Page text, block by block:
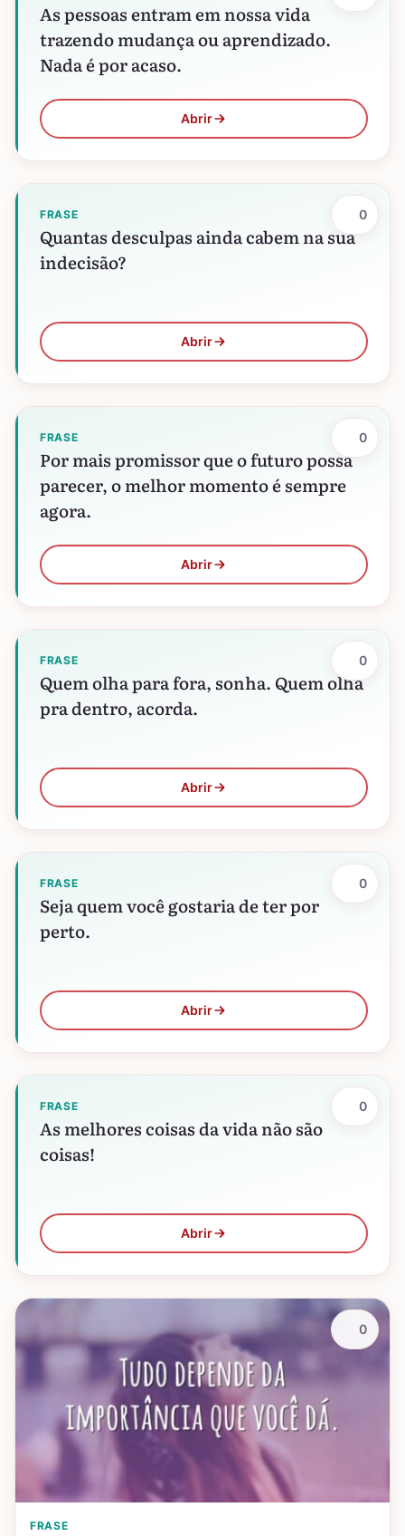
As pessoas entram em nossa vida
trazendo mudança ou aprendizado.
Nada é por acaso.
Abrir
FRASE
Quantas desculpas ainda cabem na sua
indecisão?
Abrir
0
FRASE
Por mais promissor que o futuro possa
parecer, o melhor momento é sempre
agora.
Abrir
0
FRASE
Quem olha para fora, sonha. Quem olha
pra dentro, acorda.
Abrir
0
FRASE
Seja quem você gostaria de ter por
perto.
Abrir
0
FRASE
As melhores coisas da vida não são
coisas!
Abrir
0
FRASE
0